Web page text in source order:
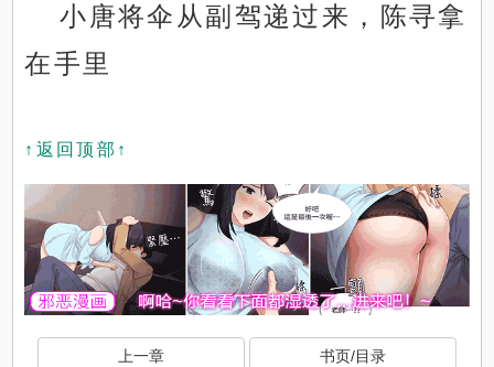
小唐将伞从副驾递过来，陈寻拿
在手里
↑返回顶部↑
上一章 书页/目录